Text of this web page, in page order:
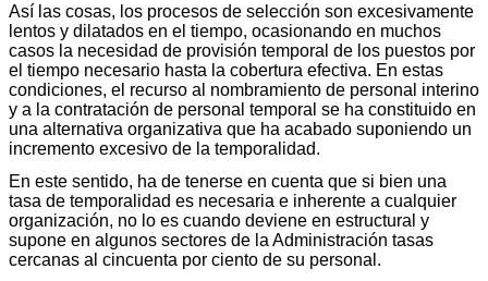
Así las cosas, los procesos de selección son excesivamente
lentos y dilatados en el tiempo, ocasionando en muchos
casos la necesidad de provisión temporal de los puestos por
el tiempo necesario hasta la cobertura efectiva. En estas
condiciones, el recurso al nombramiento de personal interino
y a la contratación de personal temporal se ha constituido en
una alternativa organizativa que ha acabado suponiendo un
incremento excesivo de la temporalidad.
En este sentido, ha de tenerse en cuenta que si bien una
tasa de temporalidad es necesaria e inherente a cualquier
organización, no lo es cuando deviene en estructural y
supone en algunos sectores de la Administración tasas
cercanas al cincuenta por ciento de su personal.